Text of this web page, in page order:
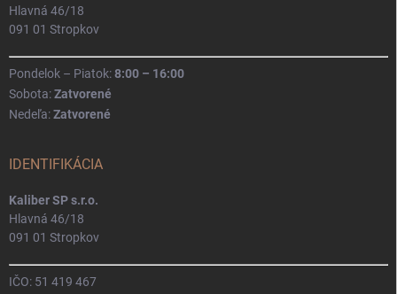
Hlavná 46/18
091 01 Stropkov
Pondelok – Piatok:8:00 – 16:00
Sobota:Zatvorené
Nedeľa:Zatvorené
IDENTIFIKÁCIA
Kaliber SP s.r.o.
Hlavná 46/18
091 01 Stropkov
IČO: 51 419 467